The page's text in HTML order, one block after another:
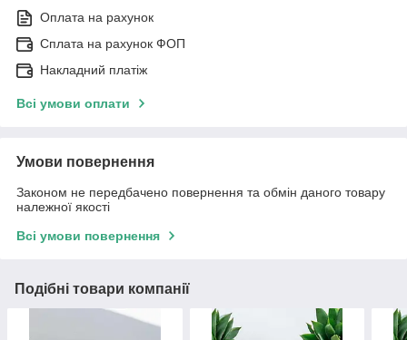
Оплата на рахунок
Сплата на рахунок ФОП
Накладний платіж
Всі умови оплати
Умови повернення
Законом не передбачено повернення та обмін даного товару
належної якості
Всі умови повернення
Подібні товари компанії